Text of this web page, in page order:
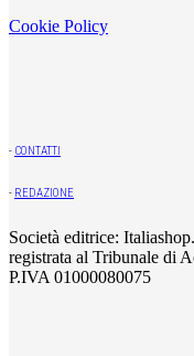
Cookie Policy
- CONTATTI
- REDAZIONE
Società editrice:
registrata al Tribunale di
P.IVA 01000080075